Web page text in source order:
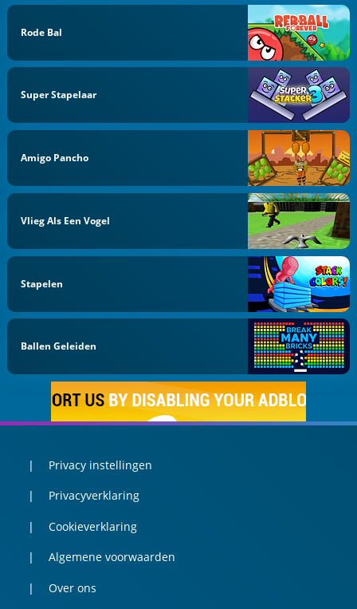
Rode Bal
Super Stapelaar
Amigo Pancho
Vlieg Als Een Vogel
Stapelen
Ballen Geleiden
Privacy instellingen
Privacyverklaring
Cookieverklaring
Algemene voorwaarden
Over ons